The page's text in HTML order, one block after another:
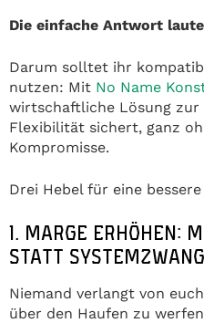
Die einfache Antwort
Darum solltet ihr
nutzen: Mit No Name
wirtschaftliche Lösung zur
Flexibilität sichert, ganz
Kompromisse.
Drei Hebel für eine
1. MARGE ERHÖHEN:
STATT SYSTEMZWANG
Niemand verlangt von
über den Haufen zu